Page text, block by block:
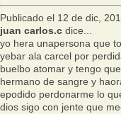
Publicado el 12 de dic,
juan carlos.c dice...
yo hera unapersona que
yebar ala carcel por
buelbo atomar y tengo
hermano de sangre y
epodido perdonarme lo
dios sigo con jente que